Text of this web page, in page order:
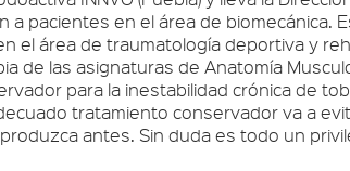
pacientes en el área de biomecánica.
el área de traumatología deportiva y
de las asignaturas de Anatomía
para la inestabilidad crónica de
tratamiento conservador va a
antes. Sin duda es todo un